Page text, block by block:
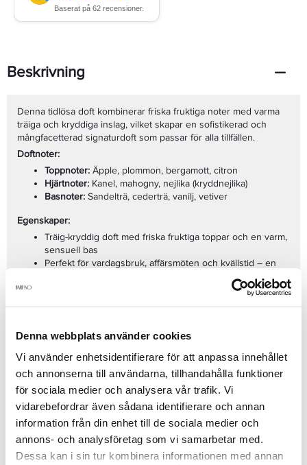
Denna webbplats använder cookies
Vi använder enhetsidentifierare för att anpassa innehållet
och annonserna till användarna, tillhandahålla funktioner
för sociala medier och analysera vår trafik. Vi
vidarebefordrar även sådana identifierare och annan
information från din enhet till de sociala medier och
annons- och analysföretag som vi samarbetar med.
Dessa kan i sin tur kombinera informationen med annan
Beskrivning
Denna tidlösa doft kombinerar friska fruktiga noter med varma
träiga och kryddiga inslag, vilket skapar en sofistikerad och
mångfacetterad signaturdoft som passar för alla tillfällen.
Doftnoter:
Toppnoter: Äpple, plommon, bergamott, citron
Hjärtnoter: Kanel, mahogny, nejlika (kryddnejlika)
Basnoter: Sandelträ, cederträ, vanilj, vetiver
Egenskaper:
Träig-kryddig doft med friska fruktiga toppar och en varm,
sensuell bas
Perfekt för vardagsbruk, affärsmöten och kvällstid – en
God hållbarhet och en elegant sillage som lämnar ett
Volym:100 ml Eau de Toilette
är driven, framgångsrik och utstrålar både elegans och
självförtroende. Det är en doft som kompletterar din karaktär
Produktdetaljer